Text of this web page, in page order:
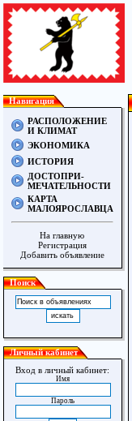
Навигация
РАСПОЛОЖЕНИЕ
И КЛИМАТ
ЭКОНОМИКА
ИСТОРИЯ
ДОСТОПРИ-
МЕЧАТЕЛЬНОСТИ
КАРТА
МАЛОЯРОСЛАВЦА
На главную
Регистрация
Добавить объявление
Поиск
Личный кабинет
Вход в личный кабинет:
Имя
Пароль